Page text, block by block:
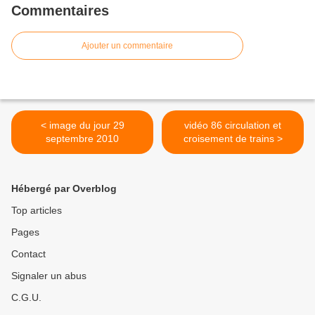
Commentaires
Ajouter un commentaire
< image du jour 29
septembre 2010
vidéo 86 circulation et
croisement de trains >
Hébergé par Overblog
Top articles
Pages
Contact
Signaler un abus
C.G.U.